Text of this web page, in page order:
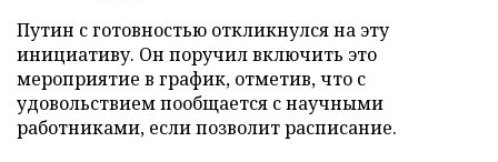
Путин с готовностью откликнулся на эту
инициативу. Он поручил включить это
мероприятие в график, отметив, что с
удовольствием пообщается с научными
работниками, если позволит расписание.